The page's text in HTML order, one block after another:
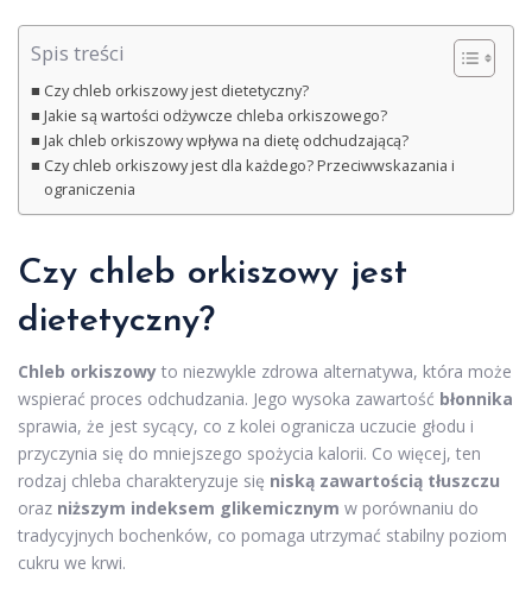
Spis treści
Czy chleb orkiszowy jest dietetyczny?
Jakie są wartości odżywcze chleba orkiszowego?
Jak chleb orkiszowy wpływa na dietę odchudzającą?
Czy chleb orkiszowy jest dla każdego? Przeciwwskazania i
ograniczenia
Czy chleb orkiszowy jest
dietetyczny?
Chleb orkiszowy to niezwykle zdrowa alternatywa, która może
wspierać proces odchudzania. Jego wysoka zawartość błonnika
sprawia, że jest sycący, co z kolei ogranicza uczucie głodu i
przyczynia się do mniejszego spożycia kalorii. Co więcej, ten
rodzaj chleba charakteryzuje się niską zawartością tłuszczu
oraz niższym indeksem glikemicznym w porównaniu do
tradycyjnych bochenków, co pomaga utrzymać stabilny poziom
cukru we krwi.